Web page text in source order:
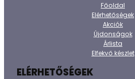
Főoldal
Elérhetőségek
Akciók
Újdonságok
Árlista
Elfekvő készlet
ELÉRHETŐSÉGEK